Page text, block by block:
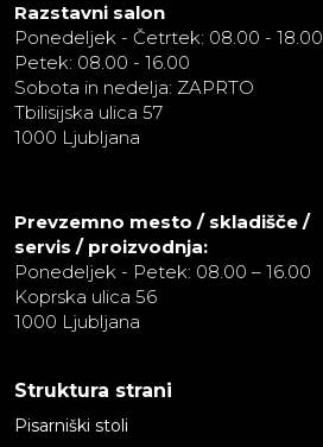
Razstavni salon
Ponedeljek - Četrtek: 08.00 - 18.00
Petek: 08.00 - 16.00
Sobota in nedelja: ZAPRTO
Tbilisijska ulica 57
1000 Ljubljana
Prevzemno mesto / skladišče /
servis / proizvodnja:
Ponedeljek - Petek: 08.00 – 16.00
Koprska ulica 56
1000 Ljubljana
Struktura strani
Pisarniški stoli